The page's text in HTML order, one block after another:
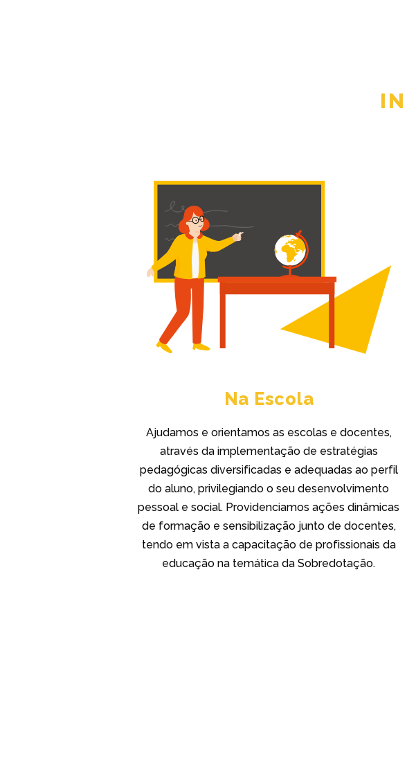
Na Escola
Ajudamos e orientamos as escolas e docentes,
através da implementação de estratégias
pedagógicas diversificadas e adequadas ao perfil
do aluno, privilegiando o seu desenvolvimento
pessoal e social. Providenciamos ações dinâmicas
de formação e sensibilização junto de docentes,
tendo em vista a capacitação de profissionais da
educação na temática da Sobredotação.